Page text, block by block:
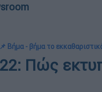
📌 Βήμα - βήμα το
Πώς